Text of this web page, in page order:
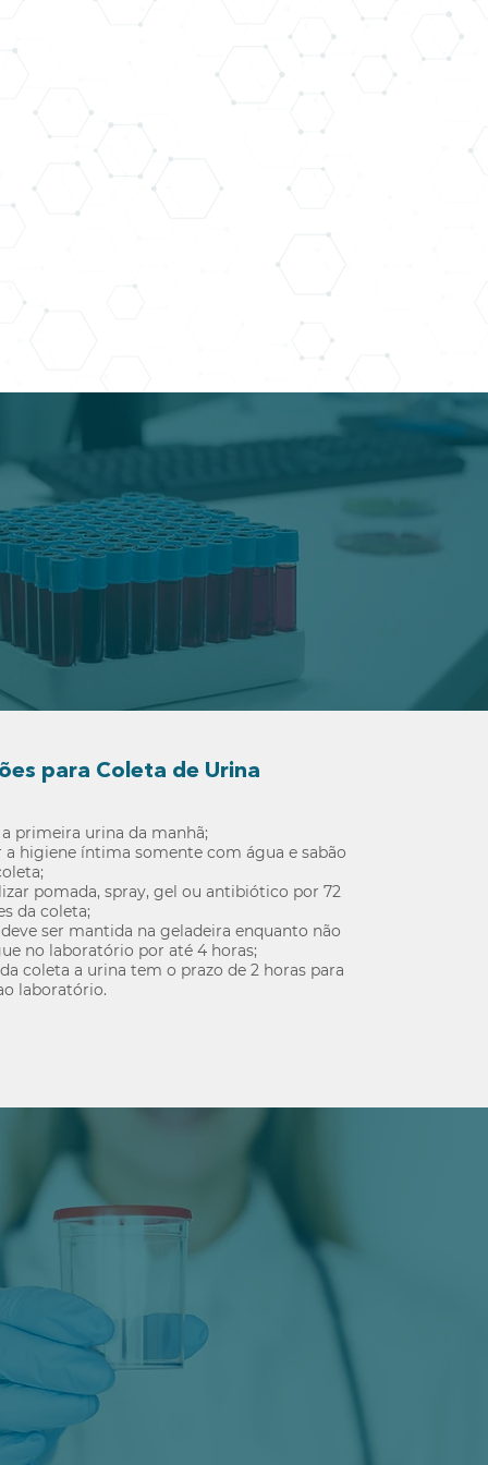
para Coleta de Urina
primeira urina da manhã;
a higiene íntima somente com água e sabão
pomada, spray, gel ou antibiótico por 72
da coleta;
ser mantida na geladeira enquanto não
no laboratório por até 4 horas;
coleta a urina tem o prazo de 2 horas para
laboratório.